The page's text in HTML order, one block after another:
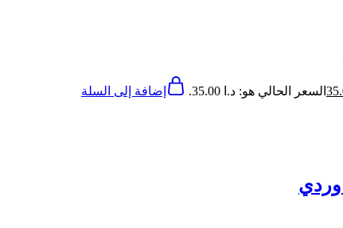
السعر الحالي هو: د.ا 35.00. إضافة إلى السلة